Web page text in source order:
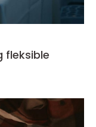
fleksible